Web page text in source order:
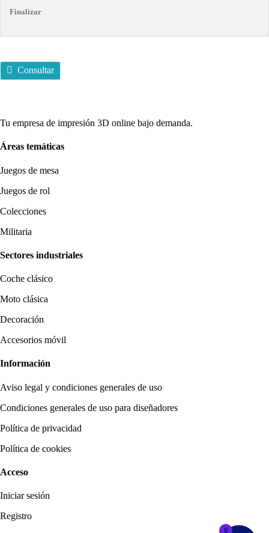
Finalizar
Consultar
Tu empresa de impresión 3D online bajo demanda.
Áreas temáticas
Juegos de mesa
Juegos de rol
Colecciones
Militaria
Sectores industriales
Coche clásico
Moto clásica
Decoración
Accesorios móvil
Información
Aviso legal y condiciones generales de uso
Condiciones generales de uso para diseñadores
Política de privacidad
Política de cookies
Acceso
Iniciar sesión
Registro
0